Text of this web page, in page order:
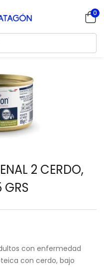
0
2 CERDO,
GRS
con enfermedad
con cerdo, bajo